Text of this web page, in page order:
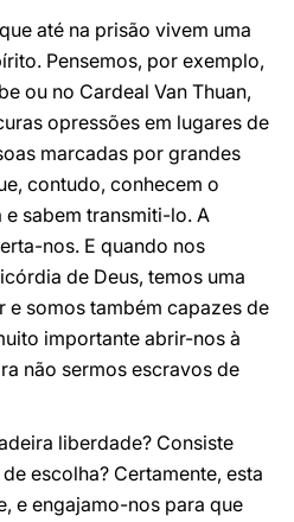
até na prisão vivem uma
Pensemos, por exemplo,
ou no Cardeal Van Thuan,
opressões em lugares de
marcadas por grandes
contudo, conhecem o
sabem transmiti-lo. A
nos. E quando nos
de Deus, temos uma
somos também capazes de
importante abrir-nos à
não sermos escravos de
liberdade? Consiste
escolha? Certamente, esta
e engajamo-nos para que